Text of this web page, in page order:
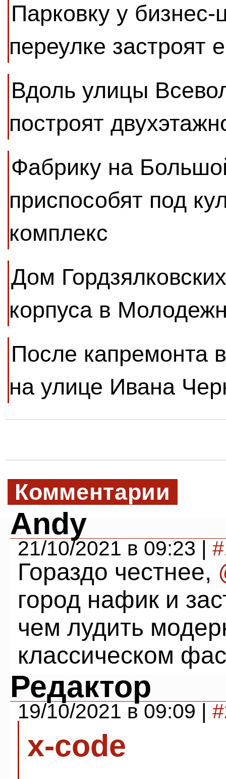
Парковку у
переулке
Вдоль улицы
построят
Фабрику на
приспособят под
комплекс
Дом
корпуса в
После капремонта
на улице Ивана
Комментарии
Andy
21/10/2021 в 09:23 |
Гораздо честнее,
город нафик и
чем лудить
классическом
Редактор
19/10/2021 в 09:09 |
x-code